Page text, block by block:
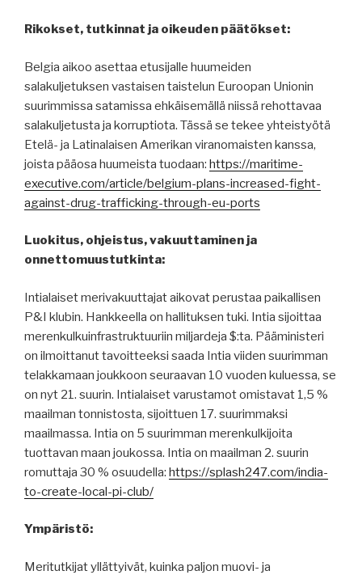
Rikokset, tutkinnat ja oikeuden päätökset:
Belgia aikoo asettaa etusijalle huumeiden
salakuljetuksen vastaisen taistelun Euroopan Unionin
suurimmissa satamissa ehkäisemällä niissä rehottavaa
salakuljetusta ja korruptiota. Tässä se tekee yhteistyötä
Etelä- ja Latinalaisen Amerikan viranomaisten kanssa,
joista pääosa huumeista tuodaan: https://maritime-
executive.com/article/belgium-plans-increased-fight-
against-drug-trafficking-through-eu-ports
Luokitus, ohjeistus, vakuuttaminen ja
onnettomuustutkinta:
Intialaiset merivakuuttajat aikovat perustaa paikallisen
P&I klubin. Hankkeella on hallituksen tuki. Intia sijoittaa
merenkulkuinfrastruktuuriin miljardeja $:ta. Pääministeri
on ilmoittanut tavoitteeksi saada Intia viiden suurimman
telakkamaan joukkoon seuraavan 10 vuoden kuluessa, se
on nyt 21. suurin. Intialaiset varustamot omistavat 1,5 %
maailman tonnistosta, sijoittuen 17. suurimmaksi
maailmassa. Intia on 5 suurimman merenkulkijoita
tuottavan maan joukossa. Intia on maailman 2. suurin
romuttaja 30 % osuudella: https://splash247.com/india-
to-create-local-pi-club/
Ympäristö:
Meritutkijat yllättyivät, kuinka paljon muovi- ja